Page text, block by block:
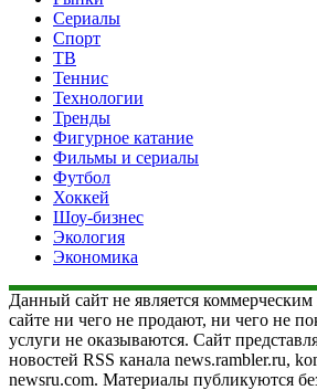
Сериалы
Спорт
ТВ
Теннис
Технологии
Тренды
Фигурное катание
Фильмы и сериалы
Футбол
Хоккей
Шоу-бизнес
Экология
Экономика
Данный сайт не является
сайте ни чего не продают, ни чего не
услуги не оказываются. Сайт
новостей RSS канала news.rambler.ru,
newsru.com. Материалы публикуются